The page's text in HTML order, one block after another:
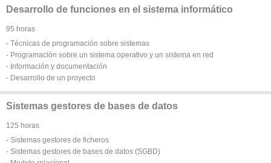
Desarrollo de funciones en el sistema informático
95 horas
- Técnicas de programación sobre sistemas
- Programación sobre un sistema operativo y un sistema en red
- Información y documentación
- Desarrollo de un proyecto
Sistemas gestores de bases de datos
125 horas
- Sistemas gestores de ficheros
- Sistemas gestores de bases de datos (SGBD)